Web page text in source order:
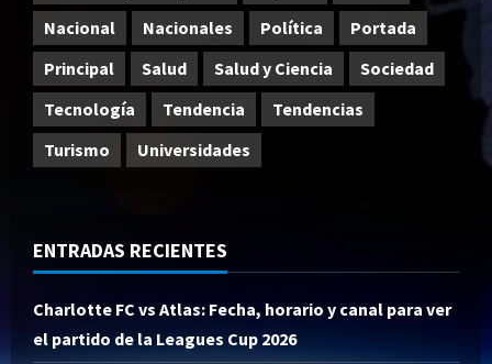
Nacional
Nacionales Política
Portada
Principal
Salud Salud y Ciencia
Sociedad
Tecnología
Tendencia
Tendencias
Turismo
Universidades
ENTRADAS RECIENTES
Charlotte FC vs Atlas: Fecha, horario y canal para ver
el partido de la Leagues Cup 2026